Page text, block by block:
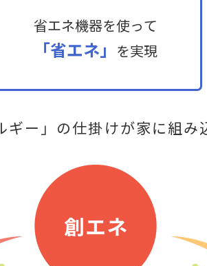
省エネ機器を使って
「省エネ」 を実現
ギー」の仕掛けが家に組み